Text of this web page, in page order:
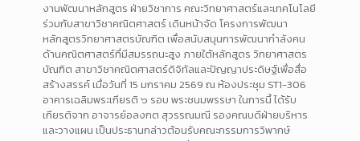
งานพัฒนาหลักสูตร ฝ่ายวิชาการ คณะวิทยาศาสตร์และเทคโนโลยี
ร่วมกับสาขาวิชาคณิตศาสตร์ เดินหน้าจัด โครงการพัฒนา
หลักสูตรวิทยาศาสตรบัณฑิต เพื่อสนับสนุนการพัฒนากำลังคน
ด้านคณิตศาสตร์ที่มีสมรรถนะสูง ภายใต้หลักสูตร วิทยาศาสตร
บัณฑิต สาขาวิชาคณิตศาสตร์ดิจิทัลและปัญญาประดิษฐ์เพื่อสื่อ
สร้างสรรค์ เมื่อวันที่ 15 มกราคม 2569 ณ ห้องประชุม ST1-306
อาคารเฉลิมพระเกียรติ ๖ รอบ พระชนมพรรษา ในการนี้ ได้รับ
เกียรติจาก อาจารย์อลงกต สุวรรณมณี รองคณบดีฝ่ายบริหาร
และวางแผน เป็นประธานกล่าวต้อนรับคณะกรรมการวิพากษ์